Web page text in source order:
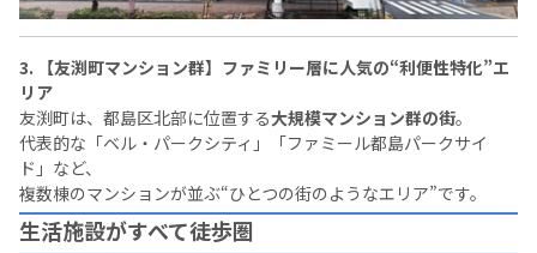
3. 【友渕町マンション群】ファミリー層に人気の“利便性特化”エ
リア
友渕町は、都島区北部に位置する大規模マンション群の街。
代表的な「ベル・パークシティ」「ファミール都島パークサイ
ド」など、
複数棟のマンションが並ぶ“ひとつの街のようなエリア”です。
生活施設がすべて徒歩圏